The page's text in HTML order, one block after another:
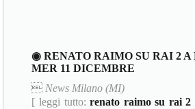
◉ RENATO RAIMO SU RAI 2 A
MER 11 DICEMBRE
 News Milano (MI)
[ leggi tutto:renato raimo su rai 2